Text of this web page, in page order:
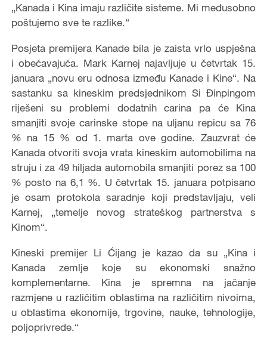
„Kanada i Kina imaju različite sisteme. Mi međusobno
poštujemo sve te razlike.“
Posjeta premijera Kanade bila je zaista vrlo uspješna
i obećavajuća. Mark Karnej najavljuje u četvrtak 15.
januara „novu eru odnosa između Kanade i Kine“. Na
sastanku sa kineskim predsjednikom Si Đinpingom
riješeni su problemi dodatnih carina pa će Kina
smanjiti svoje carinske stope na uljanu repicu sa 76
% na 15 % od 1. marta ove godine. Zauzvrat će
Kanada otvoriti svoja vrata kineskim automobilima na
struju i za 49 hiljada automobila smanjiti porez sa 100
% posto na 6,1 %. U četvrtak 15. januara potpisano
je osam protokola saradnje koji predstavljaju, veli
Karnej, „temelje novog strateškog partnerstva s
Kinom“.
Kineski premijer Li Ćijang je kazao da su „Kina i
Kanada zemlje koje su ekonomski snažno
komplementarne. Kina je spremna na jačanje
razmjene u različitim oblastima na različitim nivoima,
u oblastima ekonomije, trgovine, nauke, tehnologije,
poljoprivrede.“